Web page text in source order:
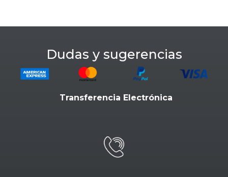
Dudas y sugerencias
Transferencia Electrónica